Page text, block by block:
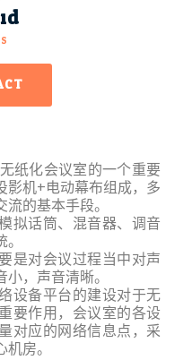
纸化会议室的一个重要
影机+电动幕布组成，多
的基本手段。
拟话筒、混音器、调音
是对会议过程当中对声
，声音清晰。
设备平台的建设对于无
要作用，会议室的各设
对应的网络信息点，采
房。